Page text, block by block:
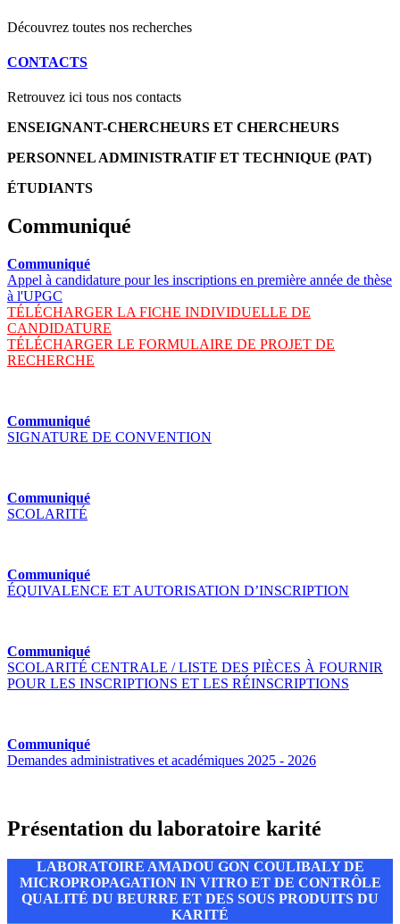
Découvrez toutes nos recherches
CONTACTS
Retrouvez ici tous nos contacts
ENSEIGNANT-CHERCHEURS ET CHERCHEURS
PERSONNEL ADMINISTRATIF ET TECHNIQUE (PAT)
ÉTUDIANTS
Communiqué
Communiqué
Appel à candidature pour les inscriptions en première année de thèse
à l'UPGC
TÉLÉCHARGER LA FICHE INDIVIDUELLE DE
CANDIDATURE
TÉLÉCHARGER LE FORMULAIRE DE PROJET DE
RECHERCHE
Communiqué
SIGNATURE DE CONVENTION
Communiqué
SCOLARITÉ
Communiqué
ÉQUIVALENCE ET AUTORISATION D’INSCRIPTION
Communiqué
SCOLARITÉ CENTRALE / LISTE DES PIÈCES À FOURNIR
POUR LES INSCRIPTIONS ET LES RÉINSCRIPTIONS
Communiqué
Demandes administratives et académiques 2025 - 2026
Présentation du laboratoire karité
LABORATOIRE AMADOU GON COULIBALY DE
MICROPROPAGATION IN VITRO ET DE CONTRÔLE
QUALITÉ DU BEURRE ET DES SOUS PRODUITS DU
KARITÉ